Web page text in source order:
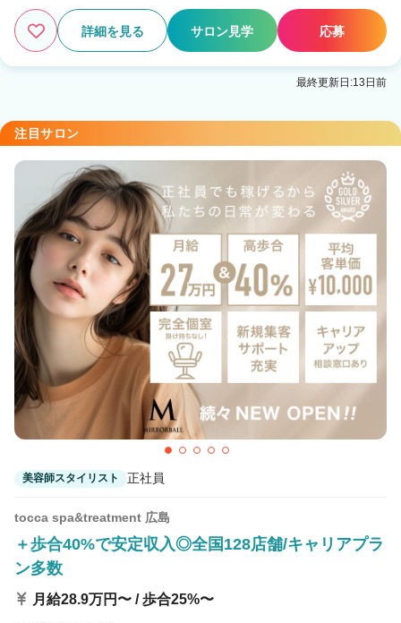
詳細を見る サロン見学 応募
最終更新日:13日前
注目サロン
美容師スタイリスト 正社員
tocca spa&treatment 広島
＋歩合40%で安定収入◎全国128店舗/キャリアプラ
ン多数
月給28.9万円〜 / 歩合25%〜